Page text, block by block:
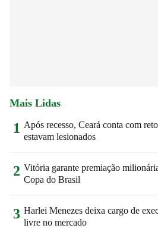
Mais Lidas
1 Após recesso, Ceará conta com
estavam lesionados
2 Vitória garante premiação
Copa do Brasil
3 Harlei Menezes deixa cargo de
livre no mercado